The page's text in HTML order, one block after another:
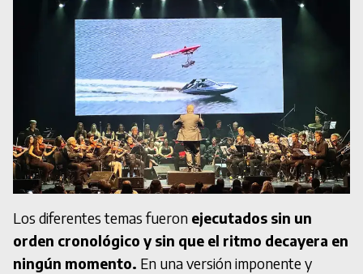
Los diferentes temas fueron ejecutados sin un
orden cronológico y sin que el ritmo decayera en
ningún momento. En una versión imponente y